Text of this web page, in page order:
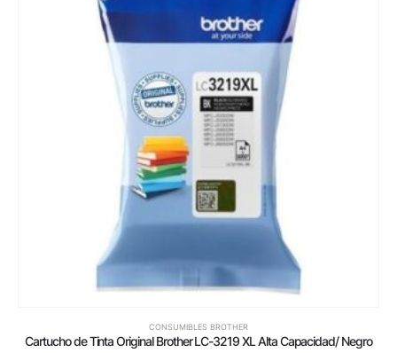
CONSUMIBLES BROTHER
Cartucho de Tinta Original Brother LC-3219 XL Alta Capacidad/ Negro